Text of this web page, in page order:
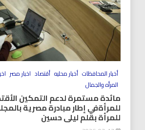
أخبار المحافظات أخبار محليه أقتصاد اخبار مصر
المرأه والجمال
مائدة مستمرة لدعم التمكين
للمرأةفي إطار مبادرة مصرية
للمرأة بقلم ليلى حسين